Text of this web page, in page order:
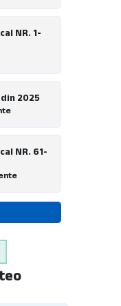
NR. 1-
2025
NR. 61-